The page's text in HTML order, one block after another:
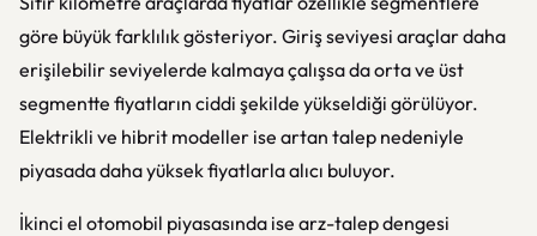
göre büyük farklılık gösteriyor. Giriş seviyesi araçlar daha
erişilebilir seviyelerde kalmaya çalışsa da orta ve üst
segmentte fiyatların ciddi şekilde yükseldiği görülüyor.
Elektrikli ve hibrit modeller ise artan talep nedeniyle
piyasada daha yüksek fiyatlarla alıcı buluyor.
İkinci el otomobil piyasasında ise arz-talep dengesi